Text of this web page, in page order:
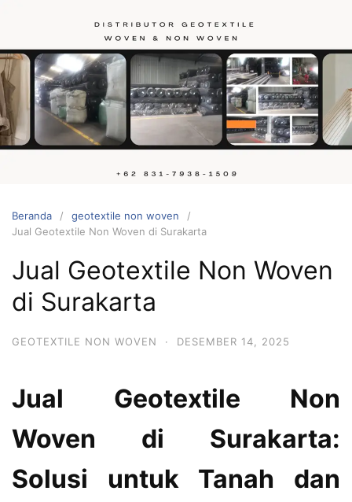
konten
Hubungi
kami
Beranda
geotextile non woven
Jual Geotextile Non Woven di Surakarta
Jual Geotextile Non Woven
di Surakarta
GEOTEXTILE NON WOVEN · DESEMBER 14, 2025
Jual Geotextile Non
Woven di Surakarta:
Solusi untuk Tanah dan